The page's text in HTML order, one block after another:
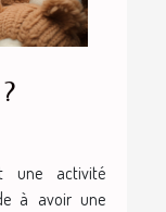
une activité
à avoir une